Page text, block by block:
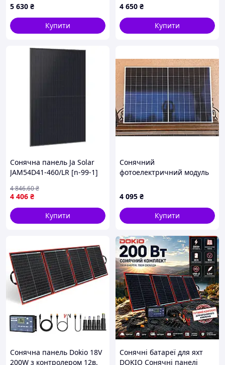
Bifаcial 630Вт
5 630 ₴
Купити
EVO2 DC1500V 20A, Voc-
41.7V, Isc-10.92A, IP68,
2093x1038x35mm,
4 650 ₴
Купити
Сонячна панель Ja Solar
JAM54D41-460/LR [n-99-1]
4 406 ₴
4 846.60₴
Купити
Сонячний
фотоелектричний модуль
Bifacial Dual Glass, Китай
4 095 ₴
Купити
Сонячна панель Dokio 18V
200W з контролером 12в.
Cонячні батареї для яхт
DOKIO Сонячні панелі